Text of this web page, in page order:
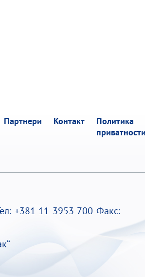
Партнери Контакт
Политика
приватности
+381 11 3953 700 Факс: